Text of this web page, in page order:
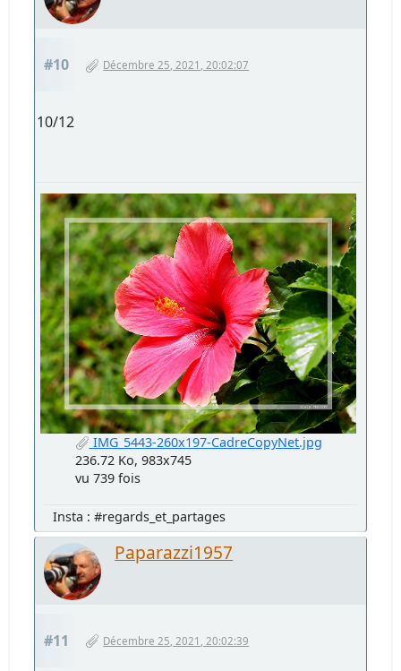
#10 Décembre 25, 2021, 20:02:07
10/12
IMG_5443-260x197-CadreCopyNet.jpg
236.72 Ko, 983x745
vu 739 fois
Insta : #regards_et_partages
Paparazzi1957
#11 Décembre 25, 2021, 20:02:39